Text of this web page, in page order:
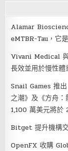
Alamar
eMTBR-Tau，它
Vivani Medical
長效並用於慢性
Snail Games 推
之潮》及《方舟
1,100 萬美元將於
Bitget 提升機構
OpenFX 收購